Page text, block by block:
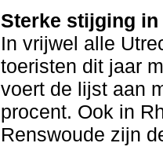
Sterke stijging in
In vrijwel alle
toeristen dit jaar
voert de lijst aan
procent. Ook in
Renswoude zijn